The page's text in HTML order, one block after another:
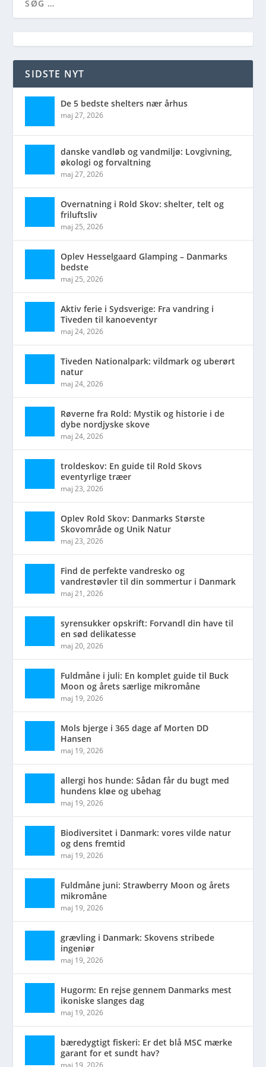
SIDSTE NYT
De 5 bedste shelters nær århus
maj 27, 2026
danske vandløb og vandmiljø: Lovgivning,
økologi og forvaltning
maj 27, 2026
Overnatning i Rold Skov: shelter, telt og
friluftsliv
maj 25, 2026
Oplev Hesselgaard Glamping – Danmarks
bedste
maj 25, 2026
Aktiv ferie i Sydsverige: Fra vandring i
Tiveden til kanoeventyr
maj 24, 2026
Tiveden Nationalpark: vildmark og uberørt
natur
maj 24, 2026
Røverne fra Rold: Mystik og historie i de
dybe nordjyske skove
maj 24, 2026
troldeskov: En guide til Rold Skovs
eventyrlige træer
maj 23, 2026
Oplev Rold Skov: Danmarks Største
Skovområde og Unik Natur
maj 23, 2026
Find de perfekte vandresko og
vandrestøvler til din sommertur i Danmark
maj 21, 2026
syrensukker opskrift: Forvandl din have til
en sød delikatesse
maj 20, 2026
Fuldmåne i juli: En komplet guide til Buck
Moon og årets særlige mikromåne
maj 19, 2026
Mols bjerge i 365 dage af Morten DD
Hansen
maj 19, 2026
allergi hos hunde: Sådan får du bugt med
hundens kløe og ubehag
maj 19, 2026
Biodiversitet i Danmark: vores vilde natur
og dens fremtid
maj 19, 2026
Fuldmåne juni: Strawberry Moon og årets
mikromåne
maj 19, 2026
grævling i Danmark: Skovens stribede
ingeniør
maj 19, 2026
Hugorm: En rejse gennem Danmarks mest
ikoniske slanges dag
maj 19, 2026
bæredygtigt fiskeri: Er det blå MSC mærke
garant for et sundt hav?
maj 19, 2026